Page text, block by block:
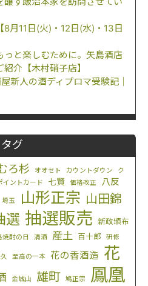
月11日(火)・12日(水)・13日
っと楽しむために。矢島酒店
介【木村硝子店】
新人の酒ディプロマ受験記｜
タグ
ろ杉 オオセト カウントダウン
ク
イントカード 七賢 価格改正
八反
埼玉 山形正宗 山田錦
選 抽選販売 新政頒布
焼酎の日 清酒 産土 百十郎 研修
至高の一本 花の香酒造 花
金城山 雄町 鳩正宗
鳳凰